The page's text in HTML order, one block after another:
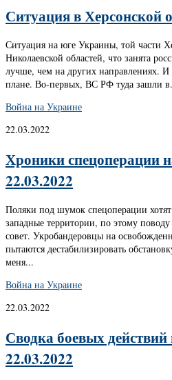
Ситуация в Херсонской
Ситуация на юге Украины, той части
Николаевской областей, что занята
лучше, чем на других направлениях.
плане. Во-первых, ВС РФ туда зашли
Война на Украине
22.03.2022
Хроники спецоперации
22.03.2022
Поляки под шумок спецоперации
западные территории, по этому
совет. Укробандеровцы на
пытаются дестабилизировать
меня...
Война на Украине
22.03.2022
Сводка боевых
22.03.2022